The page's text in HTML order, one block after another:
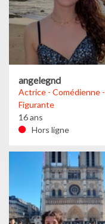
angelegnd
Actrice - Comédienne -
Figurante
16 ans
Hors ligne